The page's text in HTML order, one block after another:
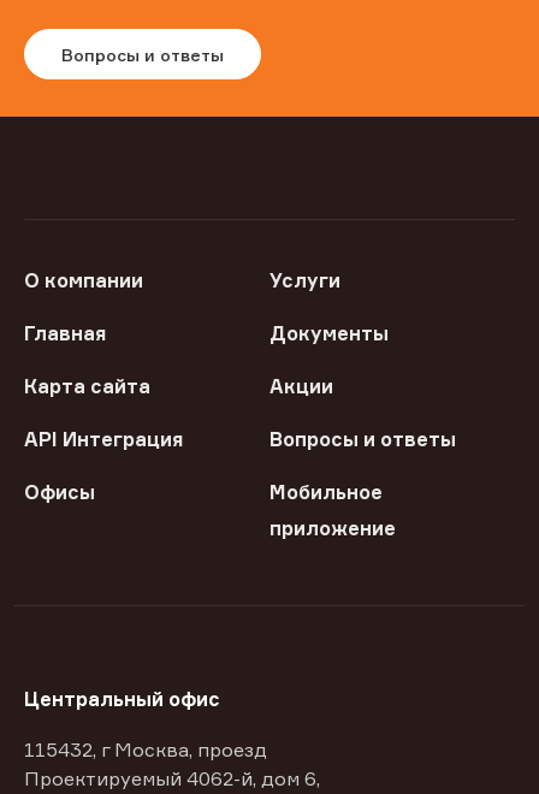
Вопросы и ответы
О компании Услуги
Главная Документы
Карта сайта Акции
API Интеграция Вопросы и ответы
Офисы
Мобильное
приложение
Центральный офис
115432, г Москва, проезд
Проектируемый 4062-й, дом 6,